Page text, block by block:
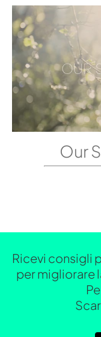
Our
Ricevi consigli
per migliorare